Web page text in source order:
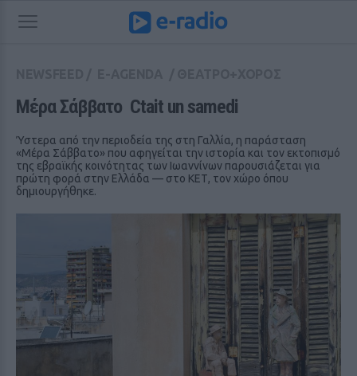
Μέρα Σάββατο  Ctait un samedi
Ύστερα από την περιοδεία της στη Γαλλία, η παράσταση
«Μέρα Σάββατο» που αφηγείται την ιστορία και τον εκτοπισμό
της εβραϊκής κοινότητας των Ιωαννίνων παρουσιάζεται για
πρώτη φορά στην Ελλάδα — στο ΚΕΤ, τον χώρο όπου
δημιουργήθηκε.